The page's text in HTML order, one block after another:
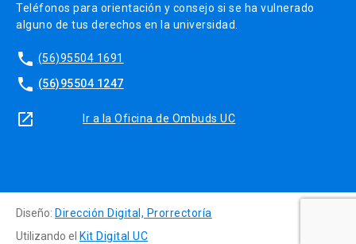
Teléfonos para orientación y consejo si se ha vulnerado
alguno de tus derechos en la universidad.
phone (56)95504 1691
phone (56)95504 1247
launch Ir a la Oficina de Ombuds UC
Diseño: Dirección Digital, Prorrectoría
Utilizando el Kit Digital UC